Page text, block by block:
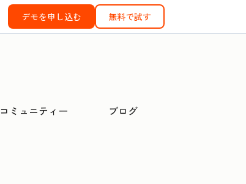
デモを申し込む 無料で試す
コミュニティー ブログ